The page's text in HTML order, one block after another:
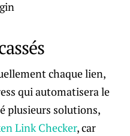
chaque lien,
qui automatisera le
plusieurs solutions,
Link Checker, car